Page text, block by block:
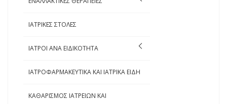
ΙΑΤΡΙΚΕΣ ΣΤΟΛΕΣ
ΙΑΤΡΟΙ ΑΝΑ ΕΙΔΙΚΟΤΗΤΑ
ΙΑΤΡΟΦΑΡΜΑΚΕΥΤΙΚΑ ΚΑΙ ΙΑΤΡΙΚΑ ΕΙΔΗ
ΚΑΘΑΡΙΣΜΟΣ ΙΑΤΡΕΙΩΝ ΚΑΙ